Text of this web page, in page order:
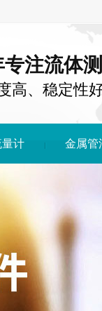
专注流体
高、稳定性
计 金属管